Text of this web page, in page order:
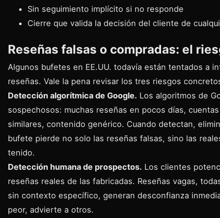
Sin seguimiento implícito si no responde
Cierre que valida la decisión del cliente de
Reseñas falsas o compradas: el
Algunos bufetes en EE.UU. todavía están tentados a
reseñas. Vale la pena revisar los tres riesgos
Detección algorítmica de Google. Los algoritmos de
sospechosos: muchas reseñas en pocos días,
similares, contenido genérico. Cuando detectan,
bufete pierde no solo las reseñas falsas, sino las
tenido.
Detección humana de prospectos. Los clientes
reseñas reales de las fabricadas. Reseñas vagas,
sin contexto específico, generan desconfianza
peor, advierte a otros.